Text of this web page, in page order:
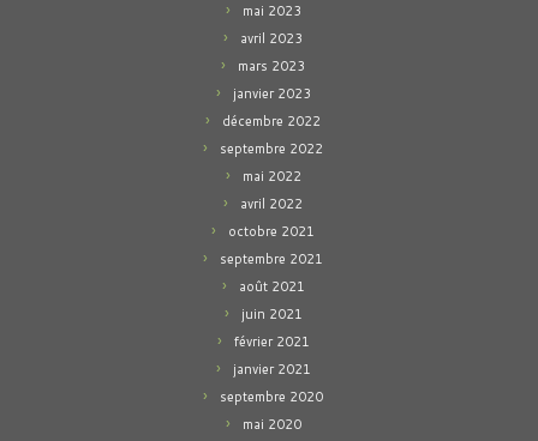
mai 2023
avril 2023
mars 2023
janvier 2023
décembre 2022
septembre 2022
mai 2022
avril 2022
octobre 2021
septembre 2021
août 2021
juin 2021
février 2021
janvier 2021
septembre 2020
mai 2020